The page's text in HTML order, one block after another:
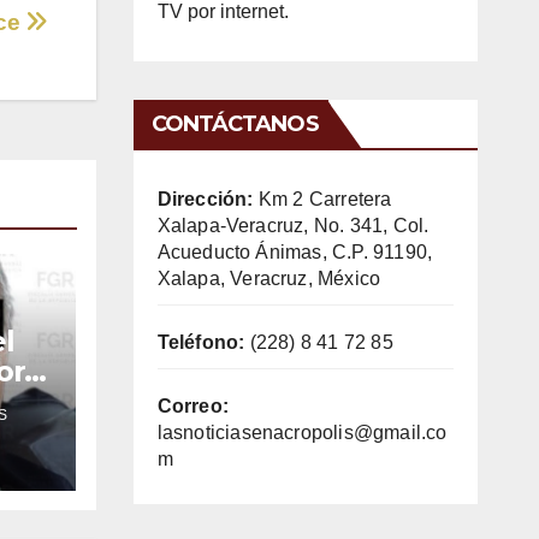
TV por internet.
CONTÁCTANOS
Dirección: Km 2 Carretera
Xalapa-Veracruz, No. 341, Col.
Acueducto Ánimas, C.P. 91190,
Xalapa, Veracruz, México
Teléfono: (228) 8 41 72 85
Correo:
lasnoticiasenacropolis@gmail.co
m